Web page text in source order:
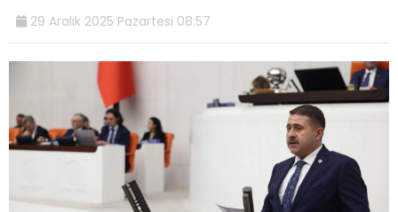
29 Aralık 2025 Pazartesi 08:57